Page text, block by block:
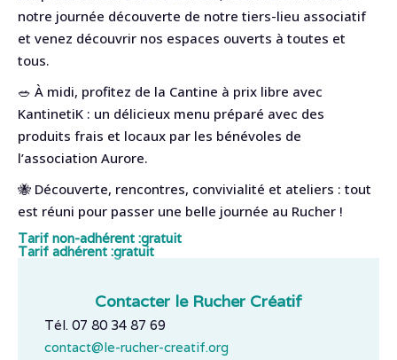
notre journée découverte de notre tiers-lieu associatif
et venez découvrir nos espaces ouverts à toutes et
tous.
🥗 À midi, profitez de la Cantine à prix libre avec
KantinetiK : un délicieux menu préparé avec des
produits frais et locaux par les bénévoles de
l’association Aurore.
🐝 Découverte, rencontres, convivialité et ateliers : tout
est réuni pour passer une belle journée au Rucher !
Tarif non-adhérent :gratuit
Tarif adhérent :gratuit
Contacter le Rucher Créatif
Tél. 07 80 34 87 69
contact@le-rucher-creatif.org